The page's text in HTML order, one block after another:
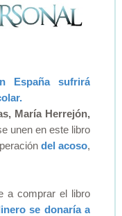
España sufrirá
María Herrejón,
unen en este libro
del acoso,
a comprar el libro
se donaría a